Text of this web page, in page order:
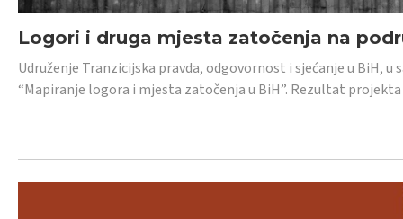
Logori i druga mjesta zatočenja na
Udruženje Tranzicijska pravda, odgovornost i sjećanje u BiH,
“Mapiranje logora i mjesta zatočenja u BiH”. Rezultat